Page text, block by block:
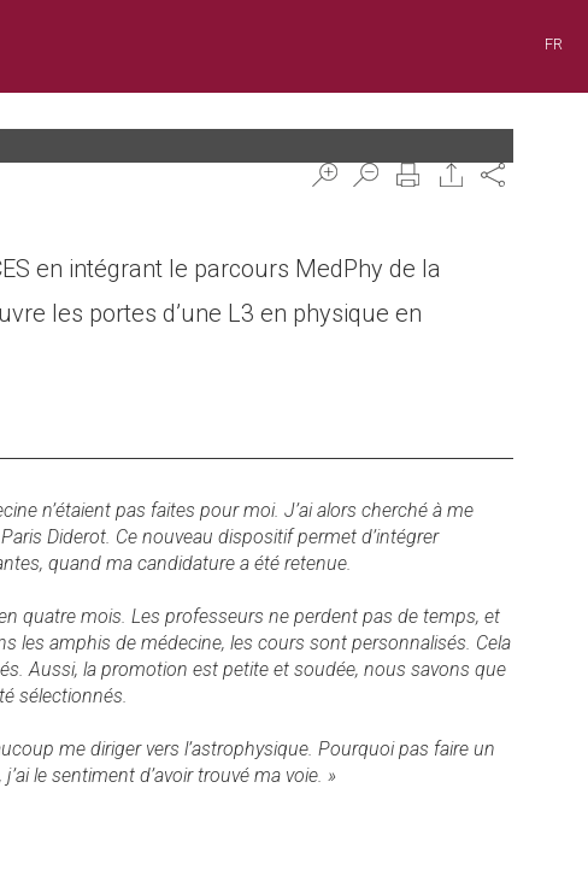
FR
Share
en intégrant le parcours MedPhy de la
les portes d’une L3 en physique en
n’étaient pas faites pour moi. J’ai alors cherché à me
Diderot. Ce nouveau dispositif permet d’intégrer
quand ma candidature a été retenue.
quatre mois. Les professeurs ne perdent pas de temps, et
les amphis de médecine, les cours sont personnalisés. Cela
Aussi, la promotion est petite et soudée, nous savons que
sélectionnés.
me diriger vers l’astrophysique. Pourquoi pas faire un
le sentiment d’avoir trouvé ma voie. »